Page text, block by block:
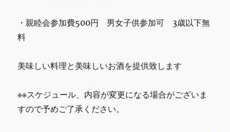
・親睦会参加費500円 男女子供参加可 3歳以下無
料
美味しい料理と美味しいお酒を提供致します
※※スケジュール、内容が変更になる場合がございま
すので予めご了承ください。